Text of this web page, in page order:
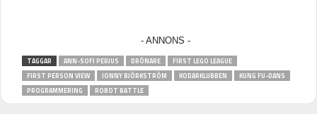
TAGGAR ANN-SOFI PERJUS DRÖNARE
FIRST LEGO LEAGUE
FIRST PERSON VIEW
JONNY BJÖRKSTRÖM KODARKLUBBEN
KUNG FU-DANS
PROGRAMMERING
ROBOT BATTLE